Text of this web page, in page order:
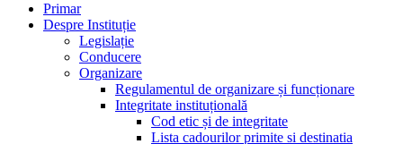
Primar
Despre Instituție
Legislație
Conducere
Organizare
Regulamentul de organizare și funcționare
Integritate instituțională
Cod etic și de integritate
Lista cadourilor primite si destinatia